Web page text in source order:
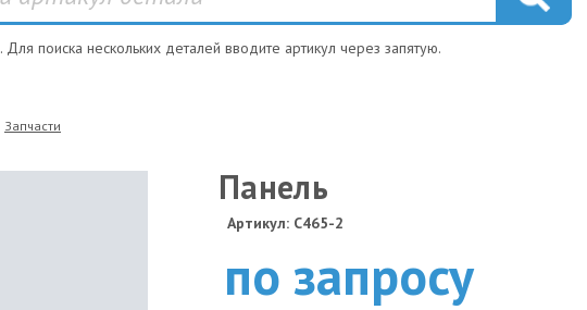
. Для поиска нескольких деталей вводите артикул через запятую.
Запчасти
Панель
Артикул: C465-2
по запросу